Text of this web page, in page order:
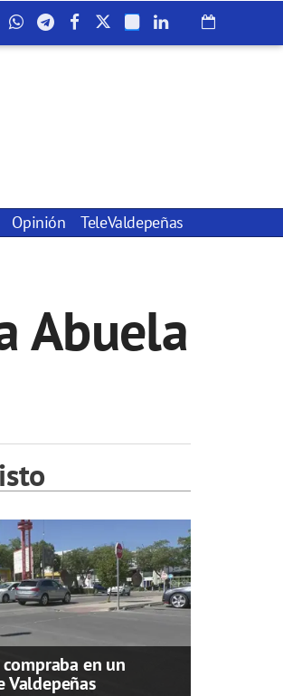
Opinión TeleValdepeñas
Abuela
en un
Valdepeñas